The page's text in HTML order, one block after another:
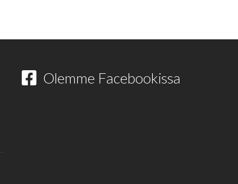
Olemme Facebookissa